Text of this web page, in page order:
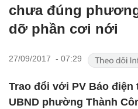
chưa đúng
dỡ phần cơi nới
27/09/2017 - 07:29
Trao đổi với PV Báo
UBND phường Thành